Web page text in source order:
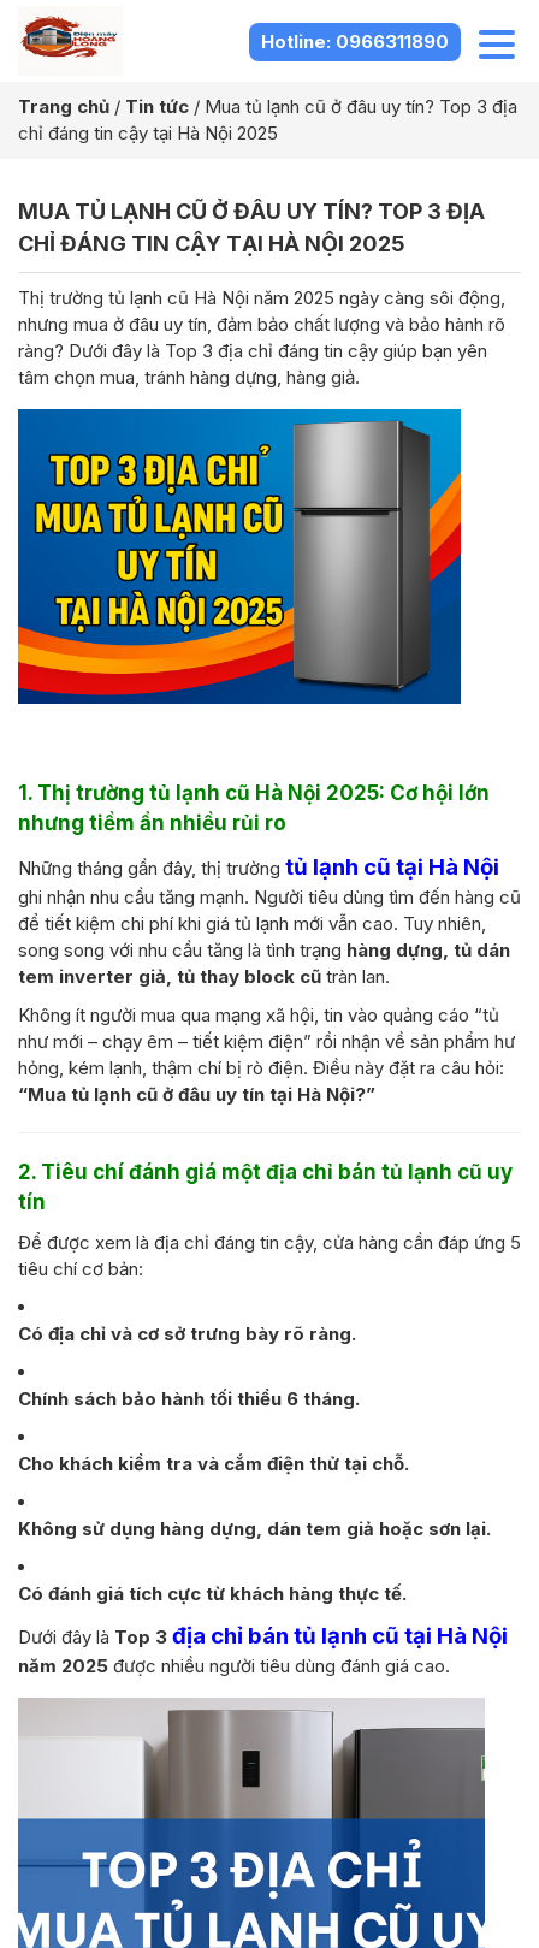
Hotline: 0966311890
Trang chủ / Tin tức / Mua tủ lạnh cũ ở đâu uy tín? Top 3 địa
chỉ đáng tin cậy tại Hà Nội 2025
MUA TỦ LẠNH CŨ Ở ĐÂU UY TÍN? TOP 3 ĐỊA
CHỈ ĐÁNG TIN CẬY TẠI HÀ NỘI 2025
Thị trường tủ lạnh cũ Hà Nội năm 2025 ngày càng sôi động,
nhưng mua ở đâu uy tín, đảm bảo chất lượng và bảo hành rõ
ràng? Dưới đây là Top 3 địa chỉ đáng tin cậy giúp bạn yên
tâm chọn mua, tránh hàng dựng, hàng giả.
1. Thị trường tủ lạnh cũ Hà Nội 2025: Cơ hội lớn
nhưng tiềm ẩn nhiều rủi ro
Những tháng gần đây, thị trường tủ lạnh cũ tại Hà Nội
ghi nhận nhu cầu tăng mạnh. Người tiêu dùng tìm đến hàng cũ
để tiết kiệm chi phí khi giá tủ lạnh mới vẫn cao. Tuy nhiên,
song song với nhu cầu tăng là tình trạng hàng dựng, tủ dán
tem inverter giả, tủ thay block cũ tràn lan.
Không ít người mua qua mạng xã hội, tin vào quảng cáo “tủ
như mới – chạy êm – tiết kiệm điện” rồi nhận về sản phẩm hư
hỏng, kém lạnh, thậm chí bị rò điện. Điều này đặt ra câu hỏi:
“Mua tủ lạnh cũ ở đâu uy tín tại Hà Nội?”
2. Tiêu chí đánh giá một địa chỉ bán tủ lạnh cũ uy
tín
Để được xem là địa chỉ đáng tin cậy, cửa hàng cần đáp ứng 5
tiêu chí cơ bản:
Có địa chỉ và cơ sở trưng bày rõ ràng.
Chính sách bảo hành tối thiểu 6 tháng.
Cho khách kiểm tra và cắm điện thử tại chỗ.
Không sử dụng hàng dựng, dán tem giả hoặc sơn lại.
Có đánh giá tích cực từ khách hàng thực tế.
Dưới đây là Top 3 địa chỉ bán tủ lạnh cũ tại Hà Nội
năm 2025 được nhiều người tiêu dùng đánh giá cao.